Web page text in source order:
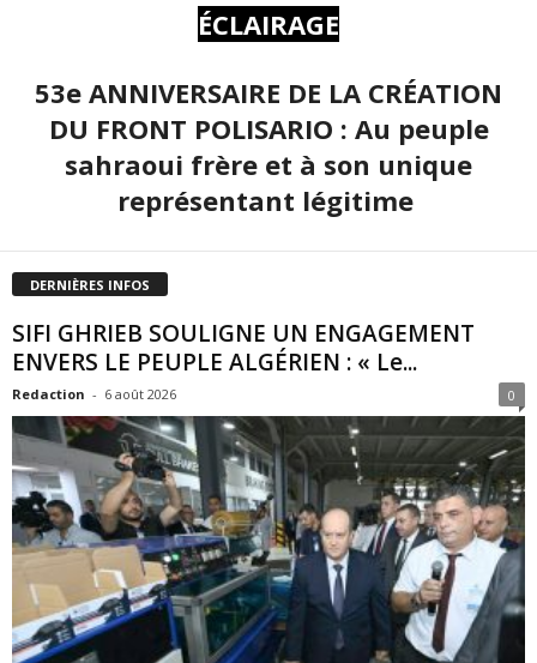
ÉCLAIRAGE
53e ANNIVERSAIRE DE LA CRÉATION
DU FRONT POLISARIO : Au peuple
sahraoui frère et à son unique
représentant légitime
DERNIÈRES INFOS
SIFI GHRIEB SOULIGNE UN ENGAGEMENT
ENVERS LE PEUPLE ALGÉRIEN : « Le...
Redaction - 6 août 2026 0